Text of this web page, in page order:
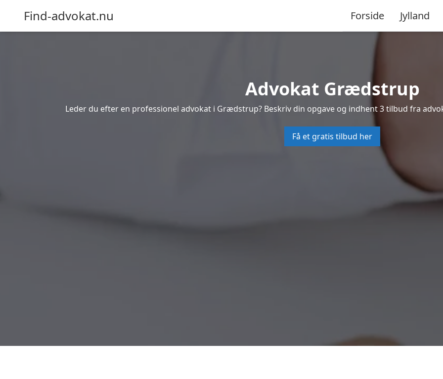
Find-advokat.nu Forside Jylland
Advokat Grædstrup
Leder du efter en professionel advokat i Grædstrup? Beskriv din opgave og indhent 3 tilbud fra
Få et gratis tilbud her